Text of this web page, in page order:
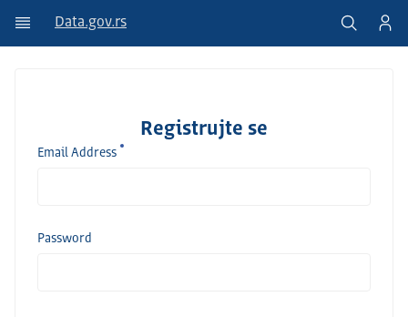
Data.gov.rs
Registrujte se
Email Address
Password